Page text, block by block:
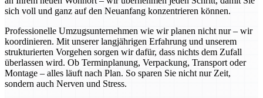
sich voll und ganz auf den Neuanfang konzentrieren können.
Professionelle Umzugsunternehmen wie wir planen nicht nur – wir
koordinieren. Mit unserer langjährigen Erfahrung und unserem
strukturierten Vorgehen sorgen wir dafür, dass nichts dem Zufall
überlassen wird. Ob Terminplanung, Verpackung, Transport oder
Montage – alles läuft nach Plan. So sparen Sie nicht nur Zeit,
sondern auch Nerven und Stress.